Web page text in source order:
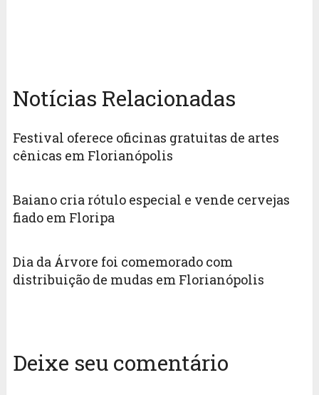
Notícias Relacionadas
Festival oferece oficinas gratuitas de artes
cênicas em Florianópolis
Baiano cria rótulo especial e vende cervejas
fiado em Floripa
Dia da Árvore foi comemorado com
distribuição de mudas em Florianópolis
Deixe seu comentário